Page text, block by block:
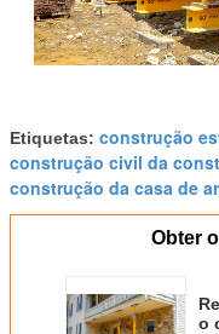
Etiquetas: construção
construção civil da
construção da casa de
Obter
o